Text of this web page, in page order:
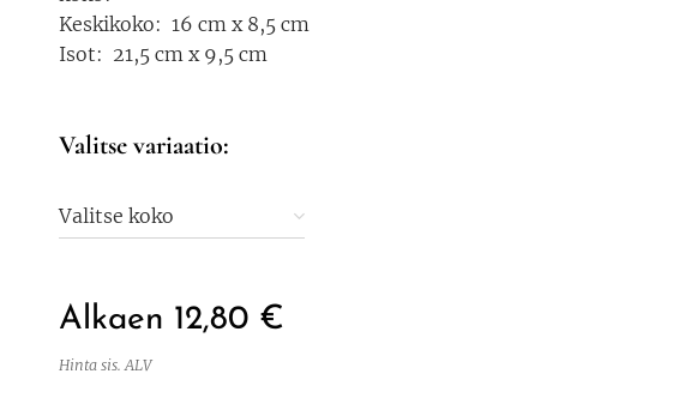
Keskikoko: 16 cm x 8,5 cm
Isot: 21,5 cm x 9,5 cm
Valitse variaatio:
Valitse koko
Alkaen 12,80 €
Hinta sis. ALV